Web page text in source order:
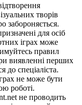
творів
забороняється.
для осіб
іграх може
правил
виявленні перших
до спеціаліста.
не може бути
роботі.
не проводить